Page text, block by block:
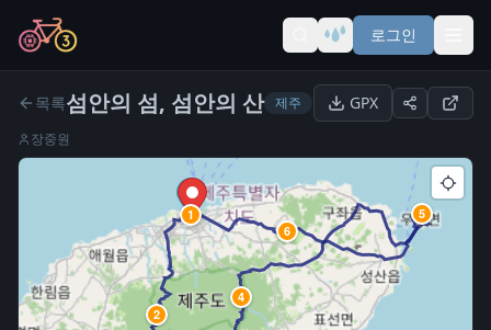
로그인
목록섬안의 섬, 섬안의 산 제주 GPX
장중원
1
2
4
5
6